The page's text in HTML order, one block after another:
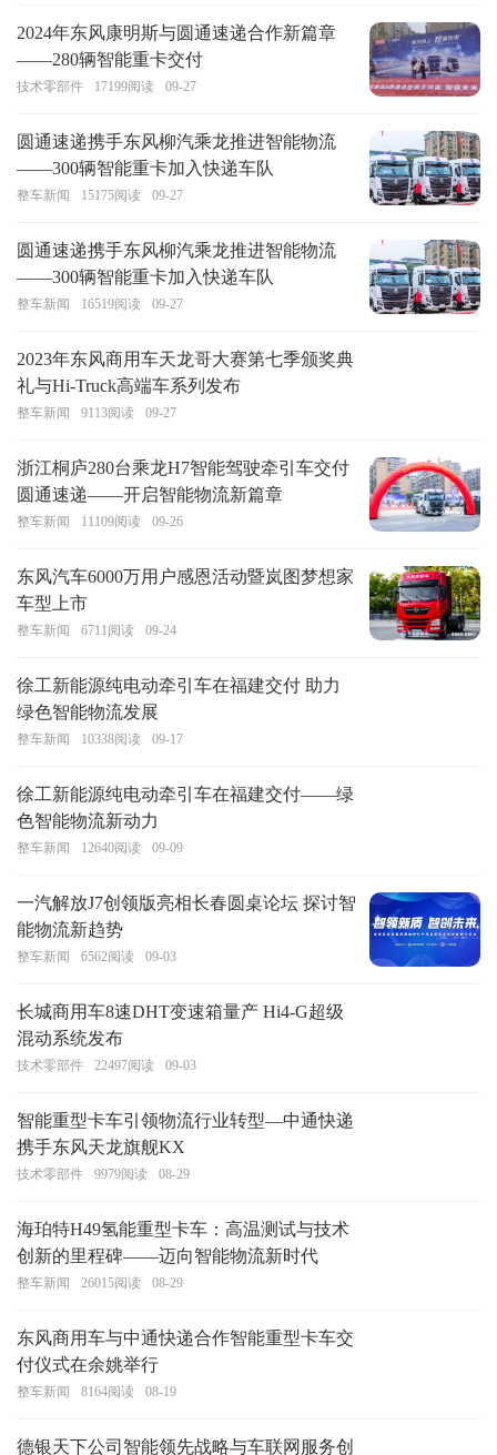
2024年东风康明斯与圆通速递合作新篇章
——280辆智能重卡交付
技术零部件 17199阅读 09-27
圆通速递携手东风柳汽乘龙推进智能物流
——300辆智能重卡加入快递车队
整车新闻 15175阅读 09-27
圆通速递携手东风柳汽乘龙推进智能物流
——300辆智能重卡加入快递车队
整车新闻 16519阅读 09-27
2023年东风商用车天龙哥大赛第七季颁奖典
礼与Hi-Truck高端车系列发布
整车新闻 9113阅读 09-27
浙江桐庐280台乘龙H7智能驾驶牵引车交付
圆通速递——开启智能物流新篇章
整车新闻 11109阅读 09-26
东风汽车6000万用户感恩活动暨岚图梦想家
车型上市
整车新闻 6711阅读 09-24
徐工新能源纯电动牵引车在福建交付 助力
绿色智能物流发展
整车新闻 10338阅读 09-17
徐工新能源纯电动牵引车在福建交付——绿
色智能物流新动力
整车新闻 12640阅读 09-09
一汽解放J7创领版亮相长春圆桌论坛 探讨智
能物流新趋势
整车新闻 6562阅读 09-03
长城商用车8速DHT变速箱量产 Hi4-G超级
混动系统发布
技术零部件 22497阅读 09-03
智能重型卡车引领物流行业转型—中通快递
携手东风天龙旗舰KX
技术零部件 9979阅读 08-29
海珀特H49氢能重型卡车：高温测试与技术
创新的里程碑——迈向智能物流新时代
整车新闻 26015阅读 08-29
东风商用车与中通快递合作智能重型卡车交
付仪式在余姚举行
整车新闻 8164阅读 08-19
德银天下公司智能领先战略与车联网服务创